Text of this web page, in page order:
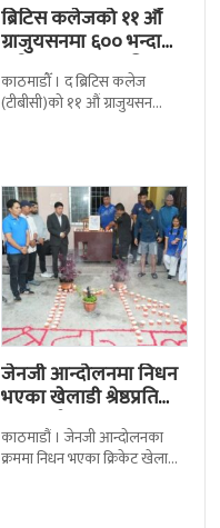
ब्रिटिस कलेजको ११ औँ
ग्राजुयसनमा ६०० भन्दा
बढी ग्राजुयट सम्मानित
काठमाडौँ । द ब्रिटिस कलेज
(टीबीसी)को ११ औं ग्राजुयसन
जेनजी आन्दोलनमा निधन
भएका खेलाडी श्रेष्ठप्रति
श्रद्धाञ्जली
काठमाडौं । जेनजी आन्दोलनका
क्रममा निधन भएका क्रिकेट खेलाडी